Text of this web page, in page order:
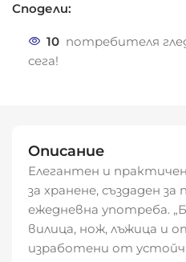
Сподели:
10 потребителя
сега!
Описание
Елегантен и
за хранене, създаден
ежедневна употреба.
вилица, нож, лъжица и
изработени от